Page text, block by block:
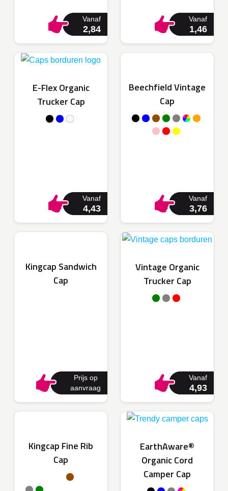
Vanaf
2,84
Vanaf
1,46
E-Flex Organic
Trucker Cap
Vanaf
4,43
Beechfield Vintage
Cap
Vanaf
3,76
Kingcap Sandwich
Cap
Prijs op
aanvraag
Vintage Organic
Trucker Cap
Vanaf
4,93
Kingcap Fine Rib
Cap
EarthAware®
Organic Cord
Camper Cap